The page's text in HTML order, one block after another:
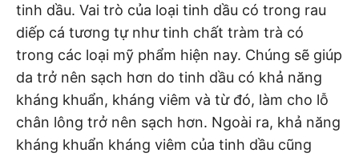
tinh dầu. Vai trò của loại tinh dầu có trong rau
diếp cá tương tự như tinh chất tràm trà có
trong các loại mỹ phẩm hiện nay. Chúng sẽ giúp
da trở nên sạch hơn do tinh dầu có khả năng
kháng khuẩn, kháng viêm và từ đó, làm cho lỗ
chân lông trở nên sạch hơn. Ngoài ra, khả năng
kháng khuẩn kháng viêm của tinh dầu cũng